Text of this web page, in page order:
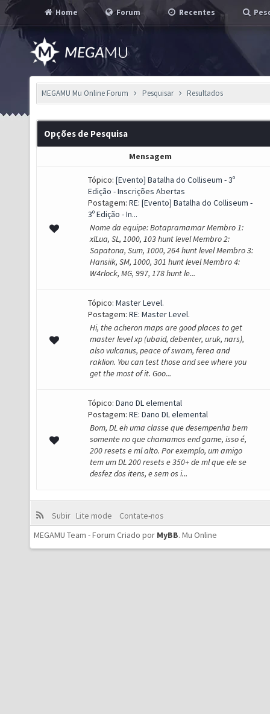
Home Forum Recentes
MEGAMU Mu Online Forum Pesquisar Resultados
Opções de Pesquisa
Mensagem
Tópico: [Evento] Batalha do Colliseum - 3º
Edição - Inscrições Abertas
Postagem: RE: [Evento] Batalha do Colliseum -
3º Edição - In...
Nome da equipe: Botapramamar Membro 1:
xlLua, SL, 1000, 103 hunt level Membro 2:
Sapatona, Sum, 1000, 264 hunt level Membro 3:
Hansiik, SM, 1000, 301 hunt level Membro 4:
W4rlock, MG, 997, 178 hunt le...
Tópico: Master Level.
Postagem: RE: Master Level.
Hi, the acheron maps are good places to get
master level xp (ubaid, debenter, uruk, nars),
also vulcanus, peace of swam, ferea and
raklion. You can test those and see where you
get the most of it. Goo...
Tópico: Dano DL elemental
Postagem: RE: Dano DL elemental
Bom, DL eh uma classe que desempenha bem
somente no que chamamos end game, isso é,
200 resets e ml alto. Por exemplo, um amigo
tem um DL 200 resets e 350+ de ml que ele se
desfez dos itens, e sem os i...
Subir Lite mode
Contate-nos
MEGAMU Team - Forum Criado por MyBB. Mu Online